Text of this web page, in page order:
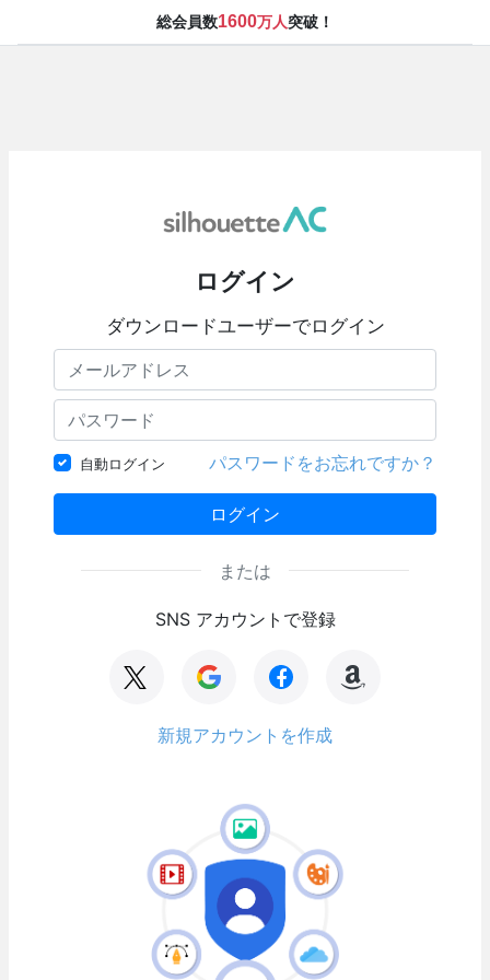
総会員数1600万人突破！
ログイン
ダウンロードユーザーでログイン
自動ログイン パスワードをお忘れですか？
ログイン
または
SNS アカウントで登録
新規アカウントを作成